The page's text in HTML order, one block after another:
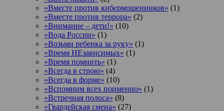
«Вместе против кибермошенников» (1)
«Вместе против террора» (2)
«Внимание – дети!» (10)
«Вода России» (1)
«Возьми ребенка за руку» (1)
«Время НЕзависимых» (1)
«Время помнить» (1)
«Всегда в строю» (4)
«Всегда в форме» (10)
«Вспомним всех поименно» (1)
«Встречная полоса» (8)
«Гвардейская смена» (27)